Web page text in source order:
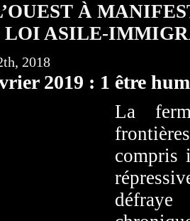
À
LOI ASILE-
2018
2019 : 1 être
La
compris